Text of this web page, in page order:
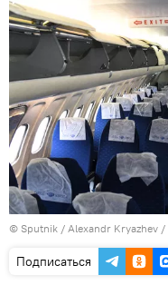
© Sputnik / Alexandr Kryazhev /
Подписаться